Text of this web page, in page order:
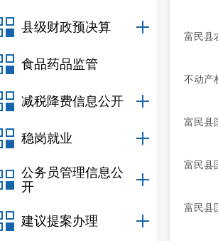
县级财政预决算
食品药品监管
减税降费信息公开
稳岗就业
公务员管理信息公
开
建议提案办理
富民县
不动产
富民县
富民县
富民县